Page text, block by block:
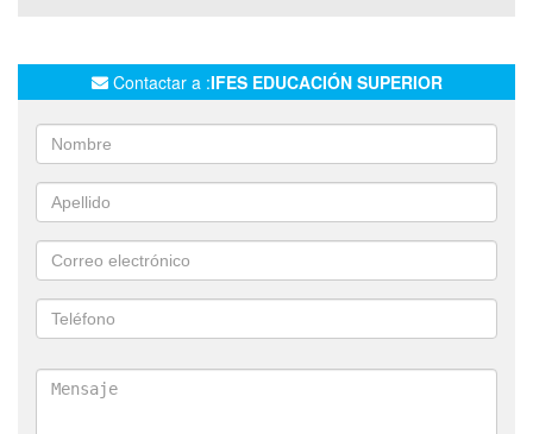
PROFESORADO EN EDUCACION FISICA
PROFESORADO EN BIOLOGIA
PROFESORADO EN QUIMICA
PROFESORADO Y TRADUCTORADO DE INGLES
ENTORNOS VISUALES
TECNICATURA A DISTANCIA EN RECURSOS HUMANOS
CURSOS A DISTANCIA DE NEUROCIENCIAS APLICADAS AL
ENTRENAMIENTO DEPORTIVO
CURSOS A DISTANCIA DE NEUROCIENCIAS APLICADAS A
EDUCACION
CURSOS A DISTANCIA DE PSICOLOGIA SOCIAL
Contactar a :IFES EDUCACIÓN SUPERIOR